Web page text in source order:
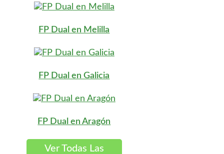
FP Dual en Melilla
FP Dual en Galicia
FP Dual en Aragón
Ver Todas Las